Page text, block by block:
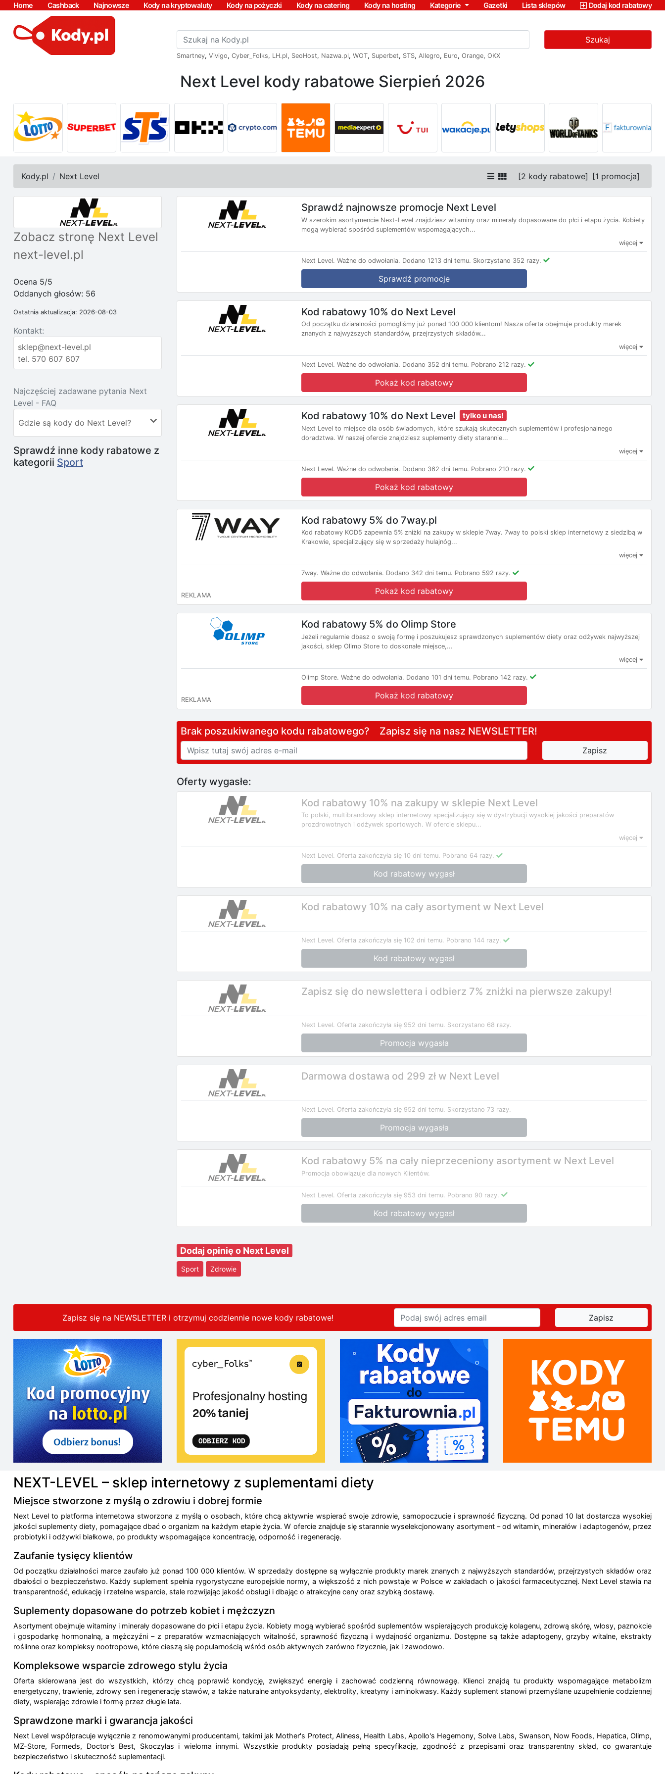
Home Cashback Najnowsze Kody na kryptowaluty Kody na pożyczki Kody na catering Kody na hosting Kategorie Gazetki Lista sklepów Dodaj kod rabatowy
Szukaj
Smartney, Vivigo, Cyber_Folks, LH.pl, SeoHost, Nazwa.pl, WOT, Superbet, STS, Allegro, Euro, Orange, OKX
Next Level kody rabatowe Sierpień 2026
Kody.pl Next Level [2 kody rabatowe] [1 promocja]
Zobacz stronę Next Level
next-level.pl
Ocena 5/5
Oddanych głosów: 56
Ostatnia aktualizacja: 2026-08-03
Kontakt:
sklep@next-level.pl
tel. 570 607 607
Najczęściej zadawane pytania Next
Level - FAQ
Gdzie są kody do Next Level?
Sprawdź inne kody rabatowe z
kategorii Sport
Sprawdź najnowsze promocje Next Level
W szerokim asortymencie Next-Level znajdziesz witaminy oraz minerały dopasowane do płci i etapu życia. Kobiety
mogą wybierać spośród suplementów wspomagających...
więcej
Next Level. Ważne do odwołania. Dodano 1213 dni temu. Skorzystano 352 razy.
Sprawdź promocje
Kod rabatowy 10% do Next Level
Od początku działalności pomogliśmy już ponad 100 000 klientom! Nasza oferta obejmuje produkty marek
znanych z najwyższych standardów, przejrzystych składów...
więcej
Next Level. Ważne do odwołania. Dodano 352 dni temu. Pobrano 212 razy.
Pokaż kod rabatowy
Kod rabatowy 10% do Next Level tylko u nas!
Next Level to miejsce dla osób świadomych, które szukają skutecznych suplementów i profesjonalnego
doradztwa. W naszej ofercie znajdziesz suplementy diety starannie...
więcej
Next Level. Ważne do odwołania. Dodano 362 dni temu. Pobrano 210 razy.
Pokaż kod rabatowy
Kod rabatowy 5% do 7way.pl
Kod rabatowy KOD5 zapewnia 5% zniżki na zakupy w sklepie 7way. 7way to polski sklep internetowy z siedzibą w
Krakowie, specjalizujący się w sprzedaży hulajnóg...
więcej
7way. Ważne do odwołania. Dodano 342 dni temu. Pobrano 592 razy.
REKLAMA Pokaż kod rabatowy
Kod rabatowy 5% do Olimp Store
Jeżeli regularnie dbasz o swoją formę i poszukujesz sprawdzonych suplementów diety oraz odżywek najwyższej
jakości, sklep Olimp Store to doskonałe miejsce,...
więcej
Olimp Store. Ważne do odwołania. Dodano 101 dni temu. Pobrano 142 razy.
REKLAMA Pokaż kod rabatowy
Brak poszukiwanego kodu rabatowego? Zapisz się na nasz NEWSLETTER!
Oferty wygasłe:
Kod rabatowy 10% na zakupy w sklepie Next Level
To polski, multibrandowy sklep internetowy specjalizujący się w dystrybucji wysokiej jakości preparatów
prozdrowotnych i odżywek sportowych. W ofercie sklepu...
więcej
Next Level. Oferta zakończyła się 10 dni temu. Pobrano 64 razy.
Kod rabatowy wygasł
Kod rabatowy 10% na cały asortyment w Next Level
Next Level. Oferta zakończyła się 102 dni temu. Pobrano 144 razy.
Kod rabatowy wygasł
Zapisz się do newslettera i odbierz 7% zniżki na pierwsze zakupy!
Next Level. Oferta zakończyła się 952 dni temu. Skorzystano 68 razy.
Promocja wygasła
Darmowa dostawa od 299 zł w Next Level
Next Level. Oferta zakończyła się 952 dni temu. Skorzystano 73 razy.
Promocja wygasła
Kod rabatowy 5% na cały nieprzeceniony asortyment w Next Level
Promocja obowiązuje dla nowych Klientów.
Next Level. Oferta zakończyła się 953 dni temu. Pobrano 90 razy.
Kod rabatowy wygasł
Dodaj opinię o Next Level
Sport Zdrowie
Zapisz się na NEWSLETTER i otrzymuj codziennie nowe kody rabatowe!
NEXT-LEVEL – sklep internetowy z suplementami diety
Miejsce stworzone z myślą o zdrowiu i dobrej formie
Next Level to platforma internetowa stworzona z myślą o osobach, które chcą aktywnie wspierać swoje zdrowie, samopoczucie i sprawność fizyczną. Od ponad 10 lat dostarcza wysokiej
jakości suplementy diety, pomagające dbać o organizm na każdym etapie życia. W ofercie znajduje się starannie wyselekcjonowany asortyment – od witamin, minerałów i adaptogenów, przez
probiotyki i odżywki białkowe, po produkty wspomagające koncentrację, odporność i regenerację.
Zaufanie tysięcy klientów
Od początku działalności marce zaufało już ponad 100 000 klientów. W sprzedaży dostępne są wyłącznie produkty marek znanych z najwyższych standardów, przejrzystych składów oraz
dbałości o bezpieczeństwo. Każdy suplement spełnia rygorystyczne europejskie normy, a większość z nich powstaje w Polsce w zakładach o jakości farmaceutycznej. Next Level stawia na
transparentność, edukację i rzetelne wsparcie, stale rozwijając jakość obsługi i dbając o atrakcyjne ceny oraz szybką dostawę.
Suplementy dopasowane do potrzeb kobiet i mężczyzn
Asortyment obejmuje witaminy i minerały dopasowane do płci i etapu życia. Kobiety mogą wybierać spośród suplementów wspierających produkcję kolagenu, zdrową skórę, włosy, paznokcie
i gospodarkę hormonalną, a mężczyźni – z preparatów wzmacniających witalność, sprawność fizyczną i wydajność organizmu. Dostępne są także adaptogeny, grzyby witalne, ekstrakty
roślinne oraz kompleksy nootropowe, które cieszą się popularnością wśród osób aktywnych zarówno fizycznie, jak i zawodowo.
Kompleksowe wsparcie zdrowego stylu życia
Oferta skierowana jest do wszystkich, którzy chcą poprawić kondycję, zwiększyć energię i zachować codzienną równowagę. Klienci znajdą tu produkty wspomagające metabolizm
energetyczny, trawienie, zdrowy sen i regenerację stawów, a także naturalne antyoksydanty, elektrolity, kreatyny i aminokwasy. Każdy suplement stanowi przemyślane uzupełnienie codziennej
diety, wspierając zdrowie i formę przez długie lata.
Sprawdzone marki i gwarancja jakości
Next Level współpracuje wyłącznie z renomowanymi producentami, takimi jak Mother's Protect, Aliness, Health Labs, Apollo's Hegemony, Solve Labs, Swanson, Now Foods, Hepatica, Olimp,
MZ-Store, Formeds, Doctor's Best, Skoczylas i wieloma innymi. Wszystkie produkty posiadają pełną specyfikację, zgodność z przepisami oraz transparentny skład, co gwarantuje
bezpieczeństwo i skuteczność suplementacji.